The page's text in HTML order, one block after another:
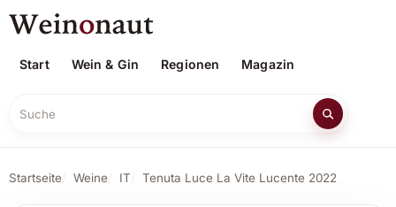
Start Wein & Gin Regionen Magazin
Suche
Startseite Weine IT Tenuta Luce La Vite Lucente 2022